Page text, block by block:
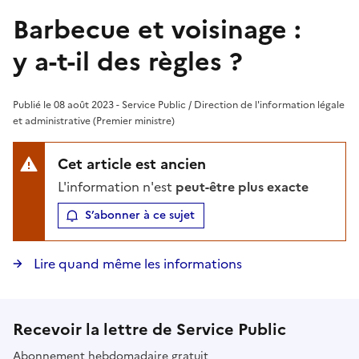
Barbecue et voisinage :
y a-t-il des règles ?
Publié le 08 août 2023 - Service Public / Direction de l'information légale
et administrative (Premier ministre)
Cet article est ancien
L'information n'est peut-être plus exacte
S’abonner à ce sujet
Lire quand même les informations
Recevoir la lettre de Service Public